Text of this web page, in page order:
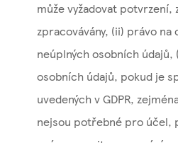
může vyžadovat potvrzení,
zpracovávány, (ii) právo
neúplných osobních údajů,
osobních údajů, pokud je
uvedených v GDPR,
nejsou potřebné pro účel,